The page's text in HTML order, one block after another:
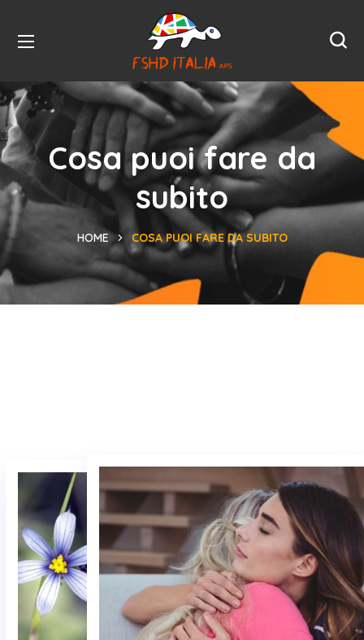
Cosa puoi fare da
subito
HOME COSA PUOI FARE DA SUBITO